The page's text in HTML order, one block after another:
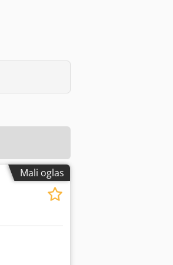
Mali oglas